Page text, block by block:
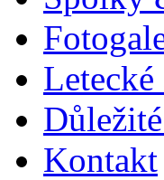
Kontakt